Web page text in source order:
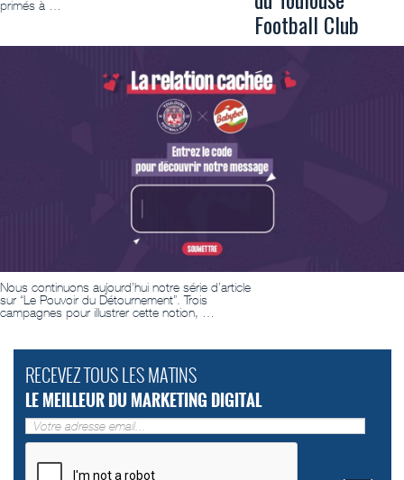
primés à …
Football Club
Nous continuons aujourd’hui notre série d’article
sur “Le Pouvoir du Détournement”. Trois
campagnes pour illustrer cette notion, …
RECEVEZ TOUS LES MATINS
LE MEILLEUR DU MARKETING DIGITAL